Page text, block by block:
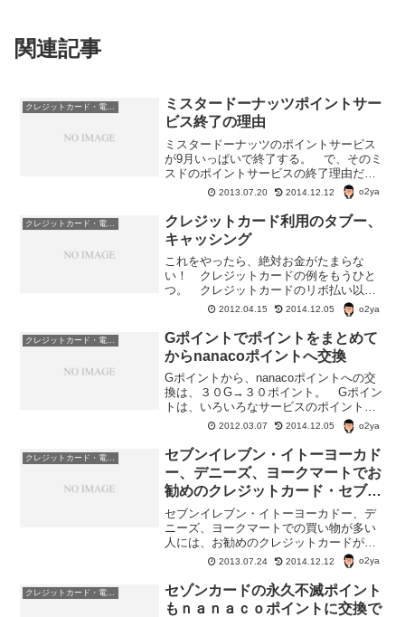
関連記事
ミスタードーナッツポイントサー
ビス終了の理由
ミスタードーナッツのポイントサービス
が9月いっぱいで終了する。 で、そのミ
スドのポイントサービスの終了理由だ
が。 ミスドのポイントサービスの終了
理由は『有効期限が1年で、ポイントをた
められない使えないという意見が多かっ
たから』ということらし...
2013.07.20 2014.12.12 o2ya
クレジットカード利用のタブー、
キャッシング
これをやったら、絶対お金がたまらな
い！ クレジットカードの例をもうひと
つ。 クレジットカードのリボ払い以外
にやっちゃいけないのは、クレジットカ
ードのキャッシング！クレジットカード
のキャッシングの利息は？ キャッシン
グの年率金利は、カード会社...
2012.04.15 2014.12.05 o2ya
クレジットカード・電子マネー・pay・ポイント
Gポイントでポイントをまとめて
からnanacoポイントへ交換
Gポイントから、nanacoポイントへの交
換は、３０G→３０ポイント。 Gポイン
トは、いろいろなサービスのポイントを
集めることのできる『ポイントおまとめ
サイト』だ。 セシールポイントとか
ね。 Gポイントそのものでも、ポイン
トをもらえるコンテ...
2012.03.07 2014.12.05 o2ya
セブンイレブン・イトーヨーカド
ー、デニーズ、ヨークマートでお
勧めのクレジットカード・セブン
カードプラス。
セブンイレブン・イトーヨーカドー、デ
ニーズ、ヨークマートでの買い物が多い
人には、お勧めのクレジットカードが、
セブンカードプラス。 セブンイレブ
ン・イトーヨーカドー、デニーズ、ヨー
クマートだけで使えるわけでなく、
JCB,Visaの加盟店でもポ...
2013.07.24 2014.12.12 o2ya
セゾンカードの永久不滅ポイント
もｎａｎａｃｏポイントに交換で